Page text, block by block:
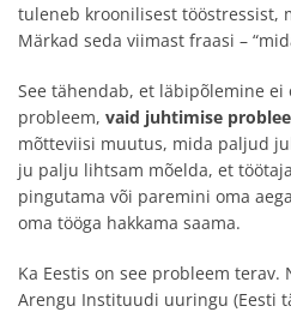
tuleneb kroonilisest tööstressist,
Märkad seda viimast fraasi –
See tähendab, et läbipõlemine
probleem, vaid juhtimise
mõtteviisi muutus, mida paljud
ju palju lihtsam mõelda, et
pingutama või paremini oma
oma tööga hakkama saama.
Ka Eestis on see probleem
Arengu Instituudi uuringu (Eesti